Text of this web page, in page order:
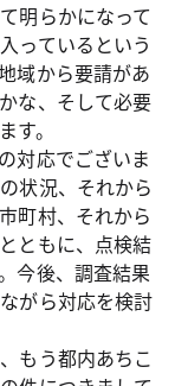
明らかになって
っているという
域から要請があ
な、そして必要
す。
対応でございま
状況、それから
町村、それから
ともに、点検結
今後、調査結果
がら対応を検討
もう都内あちこ